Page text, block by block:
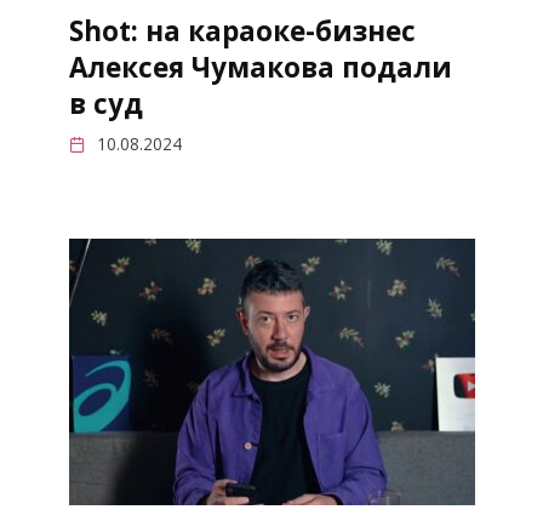
Shot: на караоке-бизнес
Алексея Чумакова подали
в суд
10.08.2024